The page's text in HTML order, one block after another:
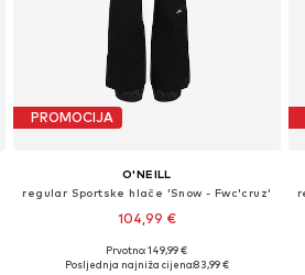
PROMOCIJA
O'NEILL
regular Sportske hlače 'Snow - Fwc'cruz'
104,99 €
Dostupne veličine: XS, S, M, L, XL
Prvotno: 149,99 €
Posljednja najniža cijena:83,99 €